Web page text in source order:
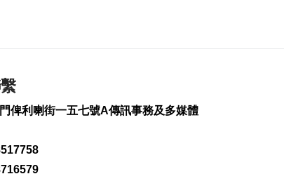
俾利喇街一五七號A傳訊事務及多媒體